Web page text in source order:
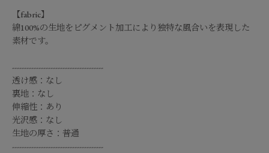
【fabric】
綿100%の生地をピグメント加工により独特な風合いを表現した
素材です。
--------------------------------------
透け感：なし
裏地：なし
伸縮性：あり
光沢感：なし
生地の厚さ：普通
--------------------------------------